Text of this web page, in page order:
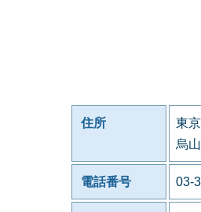
住所
東
烏
電話番号 03-